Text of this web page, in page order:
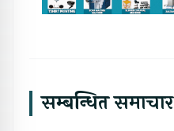
सम्बन्धित समाचार